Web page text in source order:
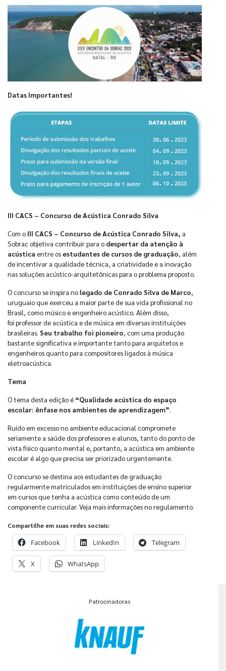
Datas Importantes!
III CACS – Concurso de Acústica Conrado Silva
Com o III CACS – Concurso de Acústica Conrado Silva, a
Sobrac objetiva contribuir para o despertar da atenção à
acústica entre os estudantes de cursos de graduação, além
de incentivar a qualidade técnica, a criatividade e a inovação
nas soluções acústico-arquitetônicas para o problema proposto.
O concurso se inspira no legado de Conrado Silva de Marco,
uruguaio que exerceu a maior parte de sua vida profissional no
Brasil, como músico e engenheiro acústico. Além disso,
foi professor de acústica e de música em diversas instituições
brasileiras. Seu trabalho foi pioneiro, com uma produção
bastante significativa e importante tanto para arquitetos e
engenheiros quanto para compositores ligados à música
eletroacústica.
Tema
O tema desta edição é “Qualidade acústica do espaço
escolar: ênfase nos ambientes de aprendizagem”.
Ruído em excesso no ambiente educacional compromete
seriamente a saúde dos professores e alunos, tanto do ponto de
vista físico quanto mental e, portanto, a acústica em ambiente
escolar é algo que precisa ser priorizado urgentemente.
O concurso se destina aos estudantes de graduação
regularmente matriculados em instituições de ensino superior
em cursos que tenha a acústica como conteúdo de um
componente curricular. Veja mais informações no regulamento.
Compartilhe em suas redes sociais:
Facebook LinkedIn Telegram
X WhatsApp
Patrocinadoras